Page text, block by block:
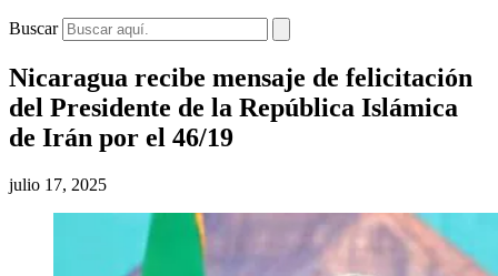
Buscar
Nicaragua recibe mensaje de felicitación
del Presidente de la República Islámica
de Irán por el 46/19
julio 17, 2025